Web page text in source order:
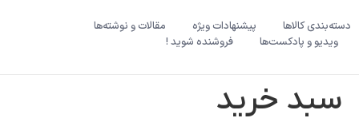
دسته‌بندی کالاها پیشنهادات ویژه
مقالات و نوشته‌ها
ویدیو و پادکست‌ها
فروشنده شوید !
سبد خرید